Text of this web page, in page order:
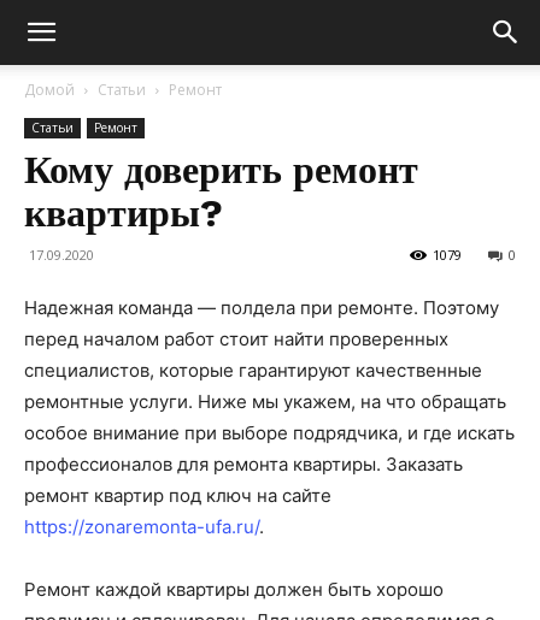
Домой Статьи Ремонт
Статьи Ремонт
Кому доверить ремонт
квартиры?
17.09.2020 0
1079
Надежная команда — полдела при ремонте. Поэтому
перед началом работ стоит найти проверенных
специалистов, которые гарантируют качественные
ремонтные услуги. Ниже мы укажем, на что обращать
особое внимание при выборе подрядчика, и где искать
профессионалов для ремонта квартиры. Заказать
ремонт квартир под ключ на сайте
https://zonaremonta-ufa.ru/.
Ремонт каждой квартиры должен быть хорошо